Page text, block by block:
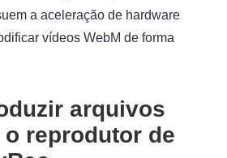
a aceleração de hardware
vídeos WebM de forma
arquivos
o reprodutor de